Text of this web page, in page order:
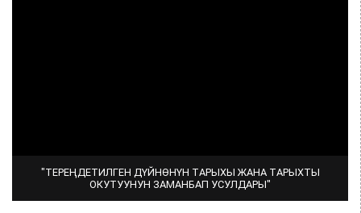
"ТЕРЕҢДЕТИЛГЕН ДҮЙНӨНҮН ТАРЫХЫ ЖАНА ТАРЫХТЫ
ОКУТУУНУН ЗАМАНБАП УСУЛДАРЫ"